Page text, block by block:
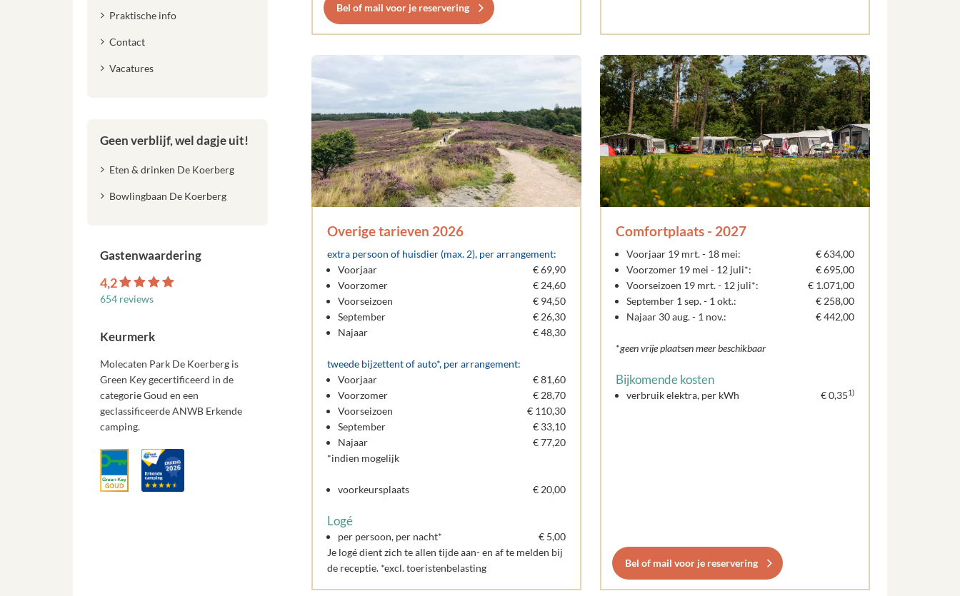
Bel of mail voor je reservering
Overige tarieven 2026
extra persoon of huisdier (max. 2), per arrangement:
Voorjaar
€ 69,90
Voorzomer
€ 24,60
Voorseizoen
€ 94,50
September
€ 26,30
Najaar
€ 48,30
tweede bijzettent of auto*, per arrangement:
Voorjaar
€ 81,60
Voorzomer
€ 28,70
Voorseizoen
€ 110,30
September
€ 33,10
Najaar
€ 77,20
*indien mogelijk
voorkeursplaats € 20,00
Logé
per persoon, per nacht*
€ 5,00
Je logé dient zich te allen tijde aan- en af te melden bij
de receptie. *excl. toeristenbelasting
Comfortplaats - 2027
Voorjaar 19 mrt. - 18 mei:
€ 634,00
Voorzomer 19 mei - 12 juli*:
€ 695,00
Voorseizoen 19 mrt. - 12 juli*:
€ 1.071,00
September 1 sep. - 1 okt.:
€ 258,00
Najaar 30 aug. - 1 nov.:
€ 442,00
*geen vrije plaatsen meer beschikbaar
Bijkomende kosten
verbruik elektra, per kWh € 0,351)
Bel of mail voor je reservering
Praktische info
Contact
Vacatures
Geen verblijf, wel dagje uit!
Eten & drinken De Koerberg
Bowlingbaan De Koerberg
Gastenwaardering
4,2
654 reviews
Keurmerk
Molecaten Park De Koerberg is
Green Key gecertificeerd in de
categorie Goud en een
geclassificeerde ANWB Erkende
camping.